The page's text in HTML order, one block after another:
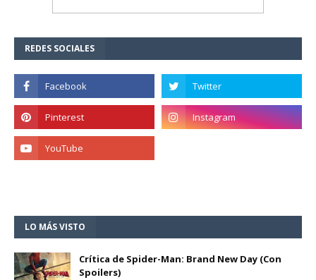
REDES SOCIALES
LO MÁS VISTO
Crítica de Spider-Man: Brand New Day (Con
Spoilers)